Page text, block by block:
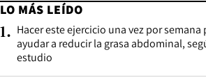
LO MÁS LEÍDO
1. Hacer este ejercicio una vez por semana
ayudar a reducir la grasa abdominal,
estudio